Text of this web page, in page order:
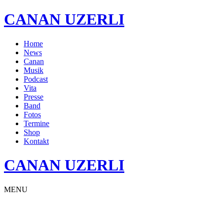
CANAN UZERLI
Home
News
Canan
Musik
Podcast
Vita
Presse
Band
Fotos
Termine
Shop
Kontakt
CANAN UZERLI
MENU